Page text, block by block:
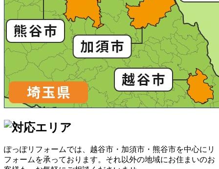
ぽっぽリフォームでは、越谷市・加須市・熊谷市を中心にリ
フォームを承っております。それ以外の地域にお住まいのお